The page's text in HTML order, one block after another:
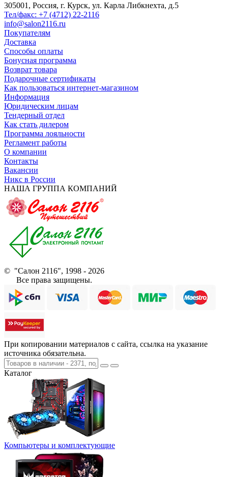
305001, Россия, г. Курск, ул. Карла Либкнехта, д.5
Тел/факс: +7 (4712) 22-2116
info@salon2116.ru
Покупателям
Доставка
Способы оплаты
Бонусная программа
Возврат товара
Подарочные сертификаты
Как пользоваться интернет-магазином
Информация
Юридическим лицам
Тендерный отдел
Как стать дилером
Программа лояльности
Регламент работы
О компании
Контакты
Вакансии
Никс в России
НАША ГРУППА КОМПАНИЙ
© "Салон 2116", 1998 - 2026
Все права защищены.
При копировании материалов с сайта, ссылка на указание
источника обязательна.
Каталог
Компьютеры и комплектующие